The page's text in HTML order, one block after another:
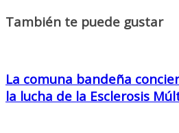
También te puede gustar
La comuna bandeña
la lucha de la Esclerosis